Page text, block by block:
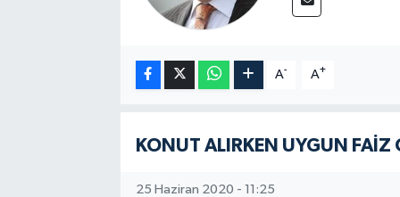
A- A+
KONUT ALIRKEN UYGUN
25 Haziran 2020 - 11:25